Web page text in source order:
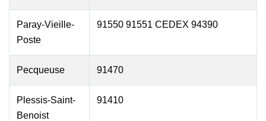
Paray-Vieille-
Poste
91550 91551 CEDEX 94390
Pecqueuse 91470
Plessis-Saint-
Benoist
91410